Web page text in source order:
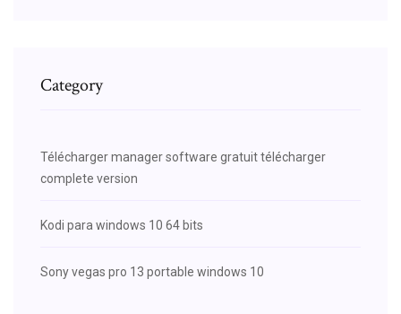
Category
Télécharger manager software gratuit télécharger
complete version
Kodi para windows 10 64 bits
Sony vegas pro 13 portable windows 10